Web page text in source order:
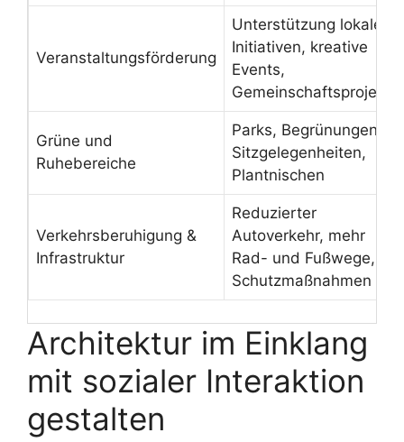
Veranstaltungsförderung
Unterstützung lokaler
Initiativen, kreative
Events,
Gemeinschaftsprojekte
Grüne und
Ruhebereiche
Parks, Begrünungen,
Sitzgelegenheiten,
Plantnischen
Verkehrsberuhigung &
Infrastruktur
Reduzierter
Autoverkehr, mehr
Rad- und Fußwege,
Schutzmaßnahmen
Architektur im Einklang
mit sozialer Interaktion
gestalten